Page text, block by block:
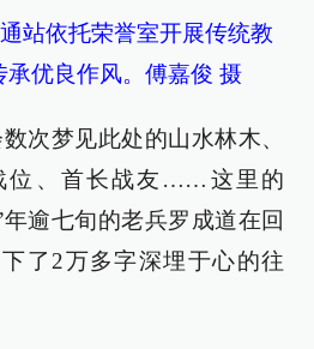
站依托荣誉室开展传统教
承优良作风。傅嘉俊 摄
次梦见此处的山水林木、
位、首长战友……这里的
逾七旬的老兵罗成道在回
了2万多字深埋于心的往